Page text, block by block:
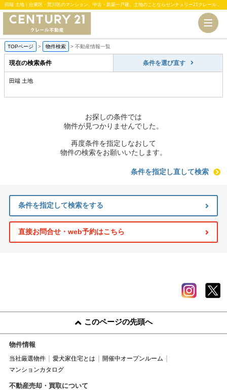
田端 土地｜台東区・荒川区のマンション、中古・新築一戸建、土地のことならセンチュリー21クレール不動産
TOPページ > 物件検索 > 不動産情報一覧
現在の検索条件 条件を選び直す
田端 土地
お探しの条件では
物件が見つかりませんでした。
再度条件を指定しなおして
物件の検索をお願いいたします。
条件を指定し直して検索
条件を指定して検索をする
直接お問合せ・web予約はこちら
このページの先頭へ
物件情報
当社厳選物件 愛犬家住宅とは
開催中オープンルーム
マンションカタログ
不動産売却・買取について